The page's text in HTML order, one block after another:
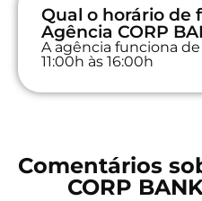
Qual o horário de
Agência CORP
A agência funciona
11:00h às 16:00h
Comentários
CORP